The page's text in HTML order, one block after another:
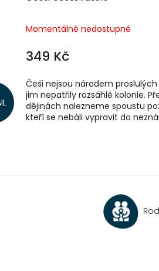
Momentálně nedostupné
349 Kč
Češi nejsou národem
jim nepatřily rozsáhlé kolonie.
dějinách nalezneme spoustu
kteří se nebáli vypravit do
a
c
í